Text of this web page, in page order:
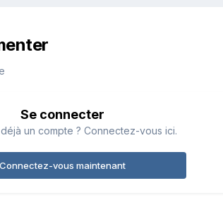
Se connecter
un compte ? Connectez-vous ici.
Connectez-vous maintenant